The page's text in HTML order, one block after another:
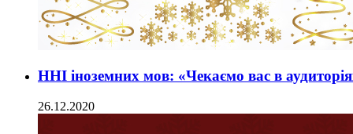
ННІ іноземних мов: «Чекаємо вас в
26.12.2020